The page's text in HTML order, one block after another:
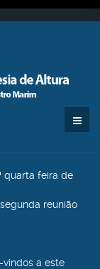
quarta feira de
reunião
vindos a este